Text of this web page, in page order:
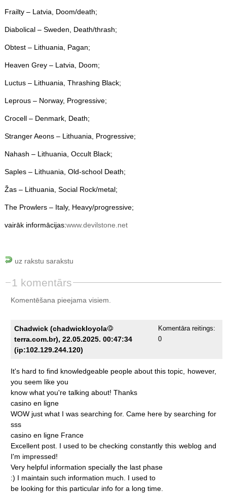
Frailty – Latvia, Doom/death;
Diabolical – Sweden, Death/thrash;
Obtest – Lithuania, Pagan;
Heaven Grey – Latvia, Doom;
Luctus – Lithuania, Thrashing Black;
Leprous – Norway, Progressive;
Crocell – Denmark, Death;
Stranger Aeons – Lithuania, Progressive;
Nahash – Lithuania, Occult Black;
Saples – Lithuania, Old-school Death;
Žas – Lithuania, Social Rock/metal;
The Prowlers – Italy, Heavy/progressive;
vairāk informācijas:www.devilstone.net
uz rakstu sarakstu
1 komentārs
Komentēšana pieejama visiem.
Chadwick (chadwickloyola
terra.com.br), 22.05.2025. 00:47:34
(ip:102.129.244.120)
Komentāra reitings:
0
It's hard to find knowledgeable people about this topic,
however,
you seem like you
know what you're talking about! Thanks
casino en ligne
WOW just what I was searching for. Came here by searching for
sss
casino en ligne France
Excellent post. I used to be checking constantly this weblog and
I'm impressed!
Very helpful information specially the last phase
:) I maintain such information much. I used to
be looking for this particular info for a long time.